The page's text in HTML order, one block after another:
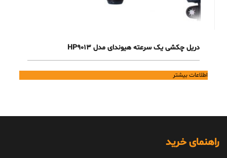
دریل چکشی یک سرعته هیوندای مدل HP9013
اطلاعات بیشتر
راهنمای خرید